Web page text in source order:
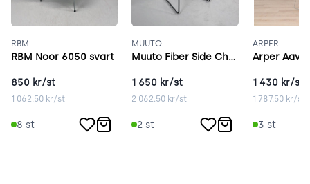
RBM
RBM Noor 6050 svart
850 kr/st
1 062.50 kr/st
8 st
MUUTO
Muuto Fiber Side Chair brun
1 650 kr/st
2 062.50 kr/st
2 st
ARPER
Arper Aava
1 430 kr/st
1 787.50kr/st
3 st